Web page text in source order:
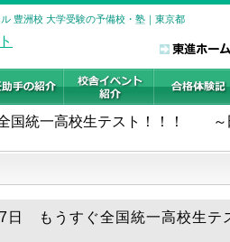
豊洲校 大学受験の予備校・塾｜東京都
国統一高校生テスト！！！ ～
日 もうすぐ全国統一高校生